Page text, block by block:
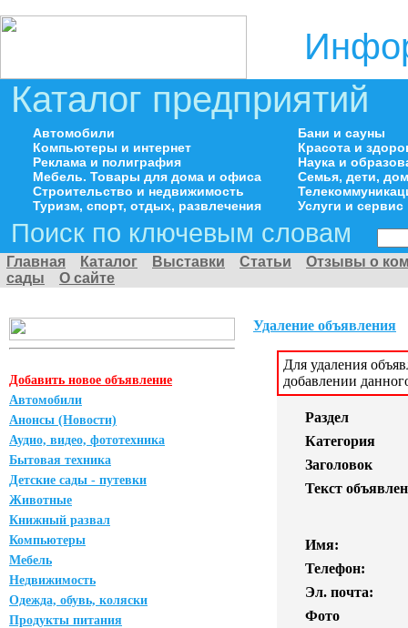
Каталог предприятий
Автомобили
Компьютеры и интернет
Реклама и полиграфия
Мебель. Товары для дома и офиса
Строительство и недвижимость
Туризм, спорт, отдых, развлечения
Бани и сауны
Красота и
Наука и
Семья, дети,
Услуги и сервис
Поиск по ключевым словам
Главная Каталог Выставки Статьи
Отзывы о
сады
О сайте
Добавить новое объявление
Автомобили
Анонсы (Новости)
Аудио, видео, фототехника
Бытовая техника
Детские сады - путевки
Животные
Книжный развал
Компьютеры
Мебель
Недвижимость
Одежда, обувь, коляски
Продукты питания
Удаление объявления
Для удаления
добавлении
Раздел
Категория
Заголовок
Текст
Имя:
Телефон:
Эл. почта:
Фото